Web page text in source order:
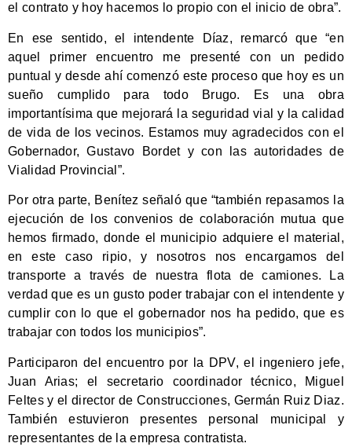
el contrato y hoy hacemos lo propio con el inicio de obra”.
En ese sentido, el intendente Díaz, remarcó que “en
aquel primer encuentro me presenté con un pedido
puntual y desde ahí comenzó este proceso que hoy es un
sueño cumplido para todo Brugo. Es una obra
importantísima que mejorará la seguridad vial y la calidad
de vida de los vecinos. Estamos muy agradecidos con el
Gobernador, Gustavo Bordet y con las autoridades de
Vialidad Provincial”.
Por otra parte, Benítez señaló que “también repasamos la
ejecución de los convenios de colaboración mutua que
hemos firmado, donde el municipio adquiere el material,
en este caso ripio, y nosotros nos encargamos del
transporte a través de nuestra flota de camiones. La
verdad que es un gusto poder trabajar con el intendente y
cumplir con lo que el gobernador nos ha pedido, que es
trabajar con todos los municipios”.
Participaron del encuentro por la DPV, el ingeniero jefe,
Juan Arias; el secretario coordinador técnico, Miguel
Feltes y el director de Construcciones, Germán Ruiz Diaz.
También estuvieron presentes personal municipal y
representantes de la empresa contratista.